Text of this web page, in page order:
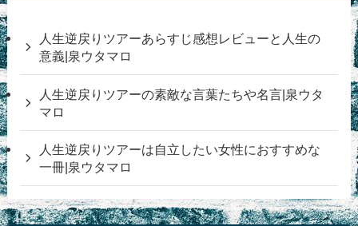
人生逆戻りツアーあらすじ感想レビューと人生の
意義|泉ウタマロ
人生逆戻りツアーの素敵な言葉たちや名言|泉ウタ
マロ
人生逆戻りツアーは自立したい女性におすすめな
一冊|泉ウタマロ